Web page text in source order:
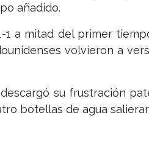
añadido.
1 a mitad del primer
volvieron a
su frustración
botellas de agua